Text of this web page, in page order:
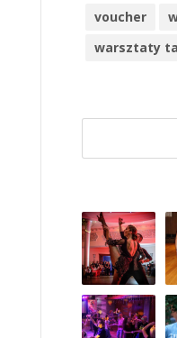
voucher
warsztaty